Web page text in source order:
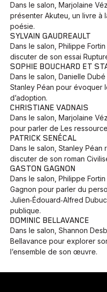
Animaux Avenir
Développement Histoires
Voyage Yoga
Dans le salon, Marjolaine
présenter Akuteu, un livre à
poésie.
SYLVAIN GAUDREAULT
Dans le salon, Philippe
discuter de son essai
SOPHIE BOUCHARD ET
Dans le salon, Danielle
Stanley Péan pour évoquer
d’adoption.
CHRISTIANE VADNAIS
Dans le salon, Marjolaine
pour parler de Les
PATRICK SENÉCAL
Dans le salon, Stanley
discuter de son roman
GASTON GAGNON
Dans le salon, Philippe
Gagnon pour parler du
Julien‑Édouard‑Alfred
publique.
DOMINIC BELLAVANCE
Dans le salon, Shannon
Bellavance pour explorer
l’ensemble de son œuvre.